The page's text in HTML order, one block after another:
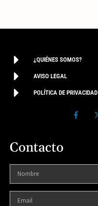
¿QUIÉNES SOMOS?
AVISO LEGAL
POLÍTICA DE PRIVACIDAD
Contacto